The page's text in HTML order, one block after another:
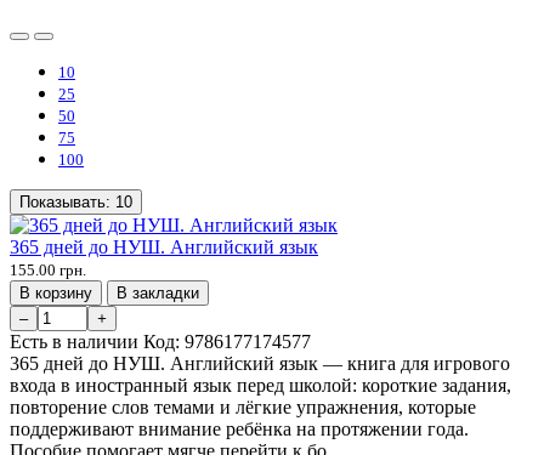
10
25
50
75
100
Показывать: 10
365 дней до НУШ. Английский язык
155.00 грн.
В корзину
В закладки
–
+
Есть в наличии Код: 9786177174577
365 дней до НУШ. Английский язык — книга для игрового
входа в иностранный язык перед школой: короткие задания,
повторение слов темами и лёгкие упражнения, которые
поддерживают внимание ребёнка на протяжении года.
Пособие помогает мягче перейти к бо..